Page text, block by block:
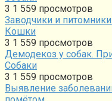
3 1 559 просмотров
Заводчики и
Кошки
3 1 559 просмотров
Демодекоз у собак.
Собаки
3 1 559 просмотров
Выявление